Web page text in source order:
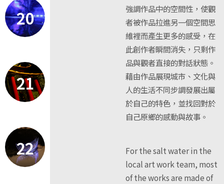
20
21
22
強調作品中的空間性，使觀
者被作品拉進另一個空間思
維裡而產生更多的感受，在
此創作者瞬間消失，只剩作
品與觀者直接的對話狀態。
藉由作品展現城市、文化與
人的生活不同步調發展出屬
於自己的特色，並找回對於
自己原鄉的感動與故事。
For the salt water in the
local art work team, most
of the works are made of